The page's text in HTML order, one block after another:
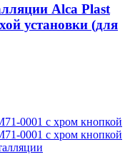
Alca Plast
установки (для